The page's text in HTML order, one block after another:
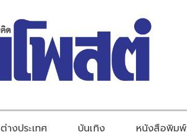
ต่างประเทศ บันเทิง หนังสือพิมพ์